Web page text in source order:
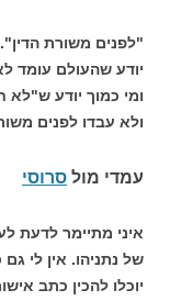
"לפנים משורת
יודע שהעולם עומד
ומי כמוך יודע
ולא עבדו לפנים
עמדי מול סרוסי
איני מתיימר לדעת
של נתניהו. אין לי
יוכלו להכין כתב